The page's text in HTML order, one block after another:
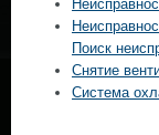
Поиск
Снятие
Система